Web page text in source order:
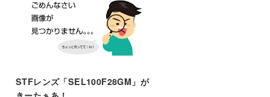
STFレンズ「SEL100F28GM」が